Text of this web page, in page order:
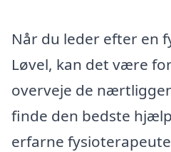
Når du leder efter en
Løvel, kan det være
overveje de
finde den bedste
erfarne